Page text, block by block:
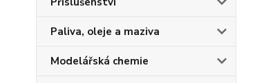
Paliva, oleje a maziva
Modelářská chemie